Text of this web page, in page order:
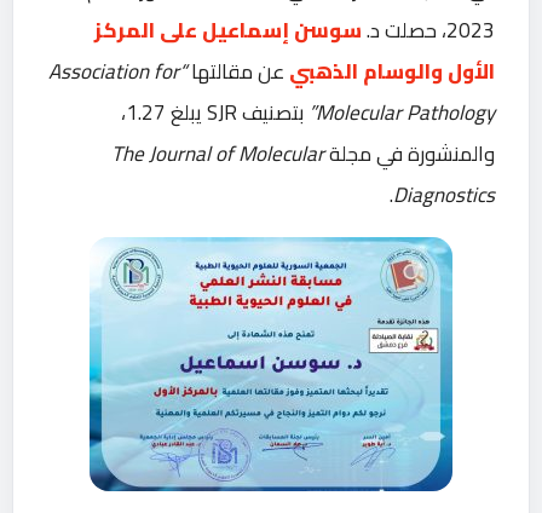
2023، حصلت د.
سوسن إسماعيل على المركز
الأول والوسام الذهبيعن مقالتها“Association for
Molecular Pathology”
بتصنيف SJR يبلغ 1.27،
والمنشورة في مجلةThe Journal of Molecular
Diagnostics
.